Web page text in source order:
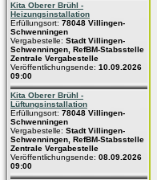
Kita Oberer Brühl -
Heizungsinstallation
Erfüllungsort: 78048 Villingen-
Schwenningen
Vergabestelle: Stadt Villingen-
Schwenningen, RefBM-Stabsstelle
Zentrale Vergabestelle
Veröffentlichungsende: 10.09.2026
09:00
Kita Oberer Brühl -
Lüftungsinstallation
Erfüllungsort: 78048 Villingen-
Schwenningen
Vergabestelle: Stadt Villingen-
Schwenningen, RefBM-Stabsstelle
Zentrale Vergabestelle
Veröffentlichungsende: 08.09.2026
09:00